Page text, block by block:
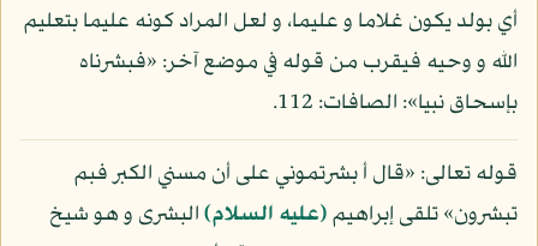
أي بولد يكون غلاما و عليما، و لعل المراد كونه عليما بتعليم
الله و وحيه فيقرب من قوله في موضع آخر: «فبشرناه
بإسحاق نبيا»: الصافات: 112.
قوله تعالى: «قال أ بشرتموني على أن مسني الكبر فبم
تبشرون» تلقى إبراهيم(عليه السلام)البشرى و هو شيخ